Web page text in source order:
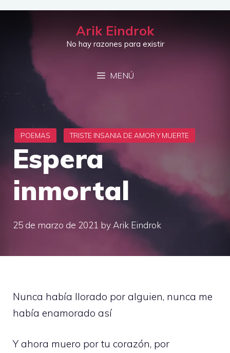
Saltar
Arik Eindrok
No hay razones para existir
MENÚ
Espera
inmortal
25 de marzo de 2021 by Arik Eindrok
Nunca había llorado por alguien, nunca me
había enamorado así
Y ahora muero por tu corazón, por